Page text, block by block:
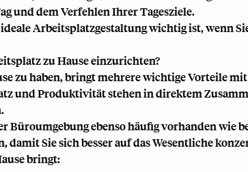
und dem Verfehlen Ihrer Tagesziele.
Arbeitsplatzgestaltung wichtig ist, wenn
zu Hause einzurichten?
zu haben, bringt mehrere wichtige Vorteile mit
und Produktivität stehen in direktem
Büroumgebung ebenso häufig vorhanden wie
damit Sie sich besser auf das Wesentliche
bringt: